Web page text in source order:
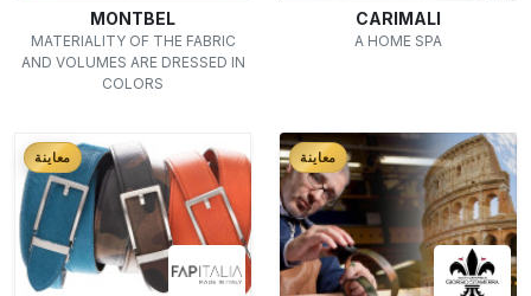
MONTBEL
MATERIALITY OF THE FABRIC
AND VOLUMES ARE DRESSED IN
COLORS
CARIMALI
A HOME SPA
معاينة معاينة